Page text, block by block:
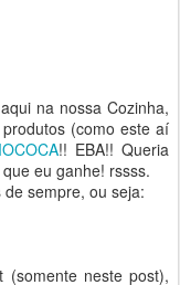
na nossa Cozinha,
(como este aí
!! EBA!! Queria
eu ganhe! rssss.
sempre, ou seja:
(somente neste post),